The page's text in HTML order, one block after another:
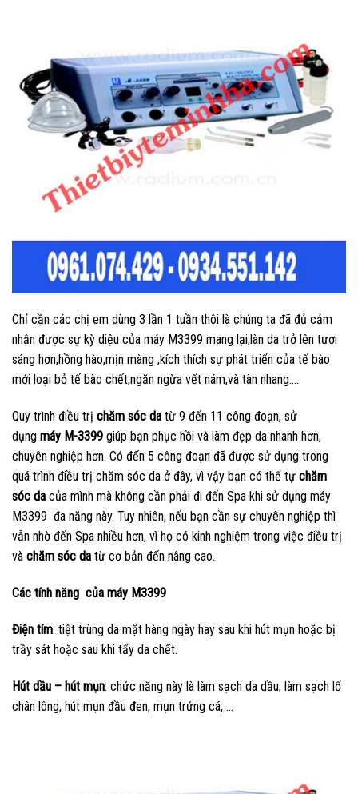
Chỉ cần các chị em dùng 3 lần 1 tuần thôi là chúng ta đã đủ cảm
nhận được sự kỳ diệu của máy M3399 mang lại,làn da trở lên tươi
sáng hơn,hồng hào,mịn màng ,kích thích sự phát triển của tế bào
mới loại bỏ tế bào chết,ngăn ngừa vết nám,và tàn nhang…..
Quy trình điều trị chăm sóc da từ 9 đến 11 công đoạn, sử
dụng máy M-3399 giúp bạn phục hồi và làm đẹp da nhanh hơn,
chuyên nghiệp hơn. Có đến 5 công đoạn đã được sử dụng trong
quá trình điều trị chăm sóc da ở đây, vì vậy bạn có thể tự chăm
sóc da của mình mà không cần phải đi đến Spa khi sử dụng máy
M3399 đa năng này. Tuy nhiên, nếu bạn cần sự chuyên nghiệp thì
vẫn nhờ đến Spa nhiều hơn, vì họ có kinh nghiệm trong việc điều trị
và chăm sóc da từ cơ bản đến nâng cao.
Các tính năng của máy M3399
Điện tím: tiệt trùng da mặt hàng ngày hay sau khi hút mụn hoặc bị
trầy sát hoặc sau khi tẩy da chết.
Hút dầu – hút mụn: chức năng này là làm sạch da dầu, làm sạch lổ
chân lông, hút mụn đầu đen, mụn trứng cá, …